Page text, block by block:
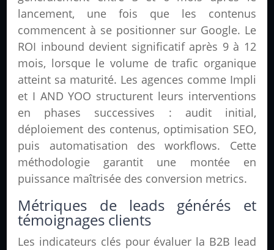
lancement, une fois que les contenus
commencent à se positionner sur Google. Le
ROI inbound devient significatif après 9 à 12
mois, lorsque le volume de trafic organique
atteint sa maturité. Les agences comme Impli
et I AND YOO structurent leurs interventions
en phases successives : audit initial,
déploiement des contenus, optimisation SEO,
puis automatisation des workflows. Cette
méthodologie garantit une montée en
puissance maîtrisée des conversion metrics.
Métriques de leads générés et
témoignages clients
Les indicateurs clés pour évaluer la B2B lead